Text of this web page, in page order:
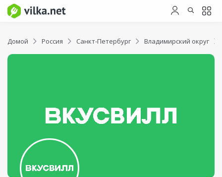
Домой Россия Санкт-Петербург Владимирский округ